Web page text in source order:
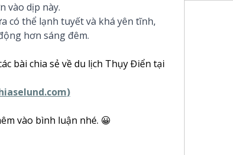
vào dịp này.
có thể lạnh tuyết và khá yên tĩnh,
hơn sáng đêm.
bài chia sẻ về du lịch Thụy Điển tại
)
vào bình luận nhé. 😀